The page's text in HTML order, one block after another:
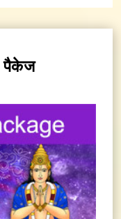
पैकेज